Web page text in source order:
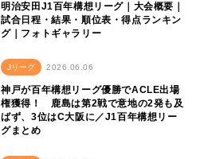
明治安田J1百年構想リーグ｜大会概要｜
試合日程・結果・順位表・得点ランキン
グ｜フォトギャラリー
Jリーグ 2026.06.06
神戸が百年構想リーグ優勝でACLE出場
権獲得！ 鹿島は第2戦で意地の2発も及
ばず、3位はC大阪に／J1百年構想リー
グまとめ